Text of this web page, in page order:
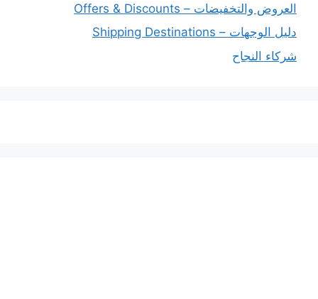
العروض والتخفيضات – Offers & Discounts
دليل الوجهات – Shipping Destinations
شركاء النجاح